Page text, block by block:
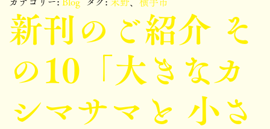
新刊のご紹介 そ
の10「大きなカ
シマサマと 小さ